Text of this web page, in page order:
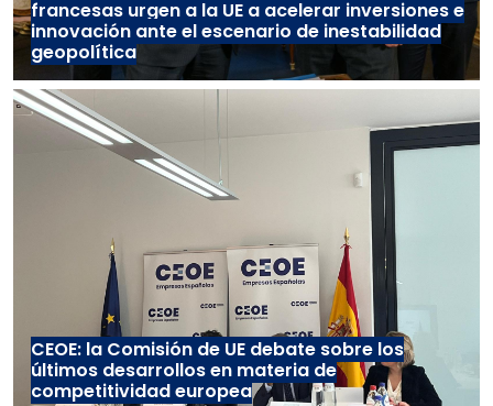
francesas urgen a la UE a acelerar inversiones e
innovación ante el escenario de inestabilidad
geopolítica
CEOE: la Comisión de UE debate sobre los
últimos desarrollos en materia de
competitividad europea